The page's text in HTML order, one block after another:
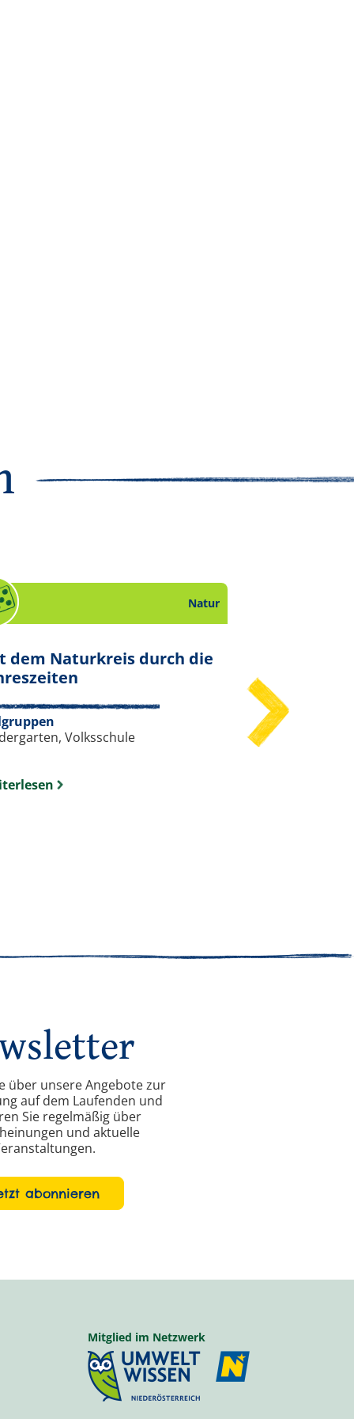
Kreislaufwirtschaft. Slide 1 von 15.
Natur
dem Naturkreis durch die
. Spiel zum Thema Natur. Slide 2
Volksschule
Zielgruppen
Kindergarten,
über unsere Angebote zur
auf dem Laufenden und
Sie regelmäßig über
und aktuelle
abonnieren
Mitglied im Netzwerk